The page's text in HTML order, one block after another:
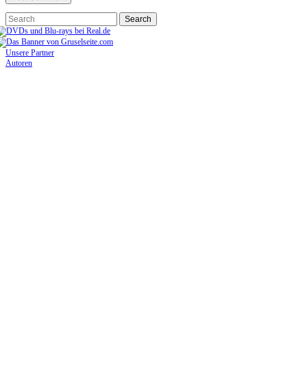
Unsere Partner
Autoren